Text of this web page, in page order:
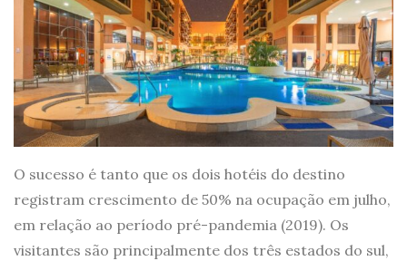
O sucesso é tanto que os dois hotéis do destino
registram crescimento de 50% na ocupação em julho,
em relação ao período pré-pandemia (2019). Os
visitantes são principalmente dos três estados do sul,